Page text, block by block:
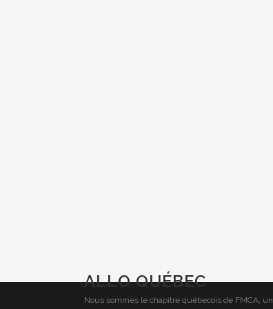
ALLO QUÉBEC
Nous sommes le chapitre québecois de FMCA, un